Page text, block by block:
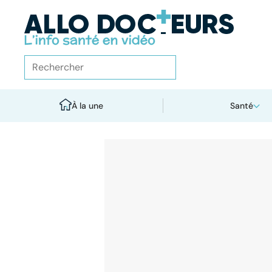
À la une Santé